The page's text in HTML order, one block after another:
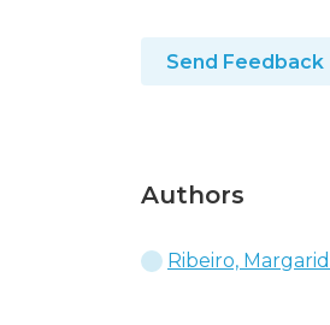
Send Feedback
Authors
Ribeiro,